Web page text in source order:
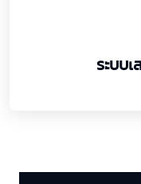
ระบบ